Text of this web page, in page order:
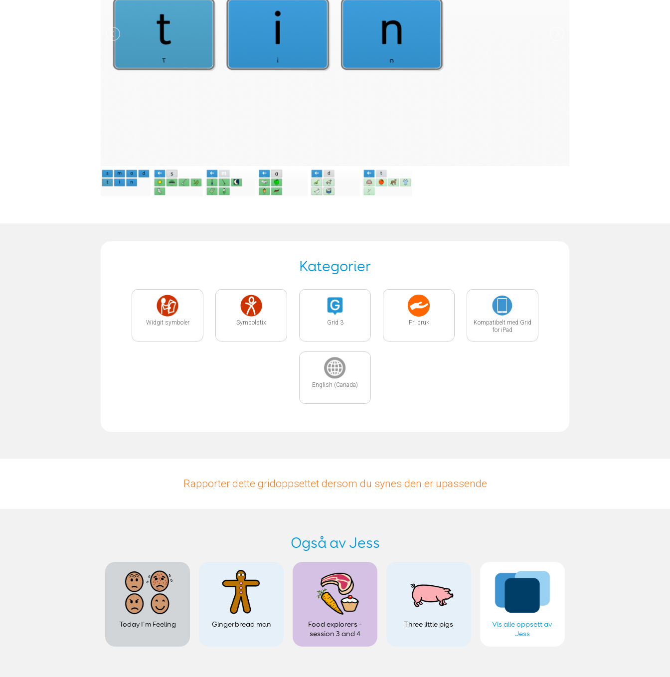
Kategorier
Widgit symboler Symbolstix Grid 3 Fri bruk
Kompatibelt med Grid
for iPad
English (Canada)
Rapporter dette gridoppsettet dersom du synes den er upassende
Også av Jess
Today I'm Feeling Gingerbread man
Food explorers -
session 3 and 4
Three little pigs
Vis alle oppsett av
Jess